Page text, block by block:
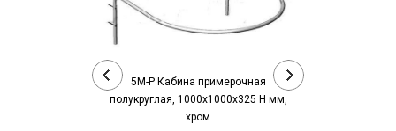
5М-Р Кабина примерочная
полукруглая, 1000х1000х325 Н мм,
хром